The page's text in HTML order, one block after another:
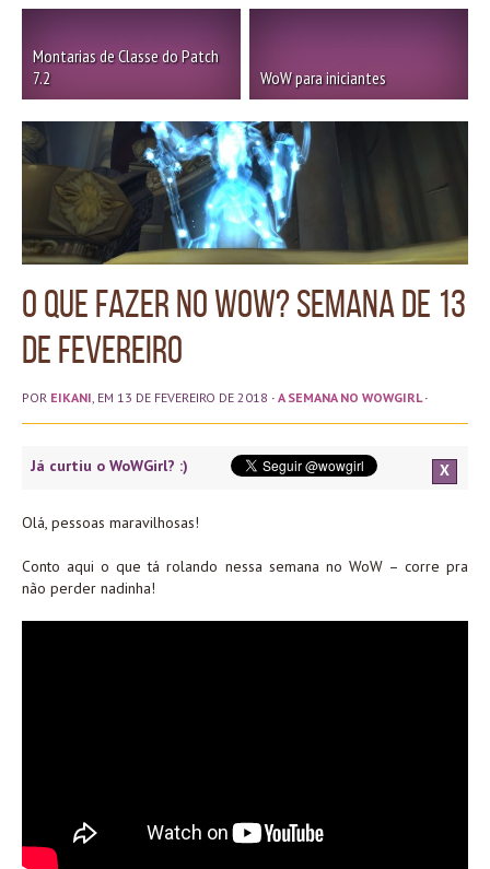
Montarias de Classe do Patch
7.2
WoW para iniciantes
O que fazer no WoW? Semana de 13
de Fevereiro
POR EIKANI , EM 13 DE FEVEREIRO DE 2018 · A SEMANA NO WOWGIRL·
Já curtiu o WoWGirl? :) X
Olá, pessoas maravilhosas!
Conto aqui o que tá rolando nessa semana no WoW – corre pra
não perder nadinha!